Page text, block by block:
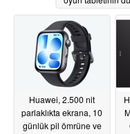
sürüleceğini
06/30/2026
Huawei, 2.500 nit
parlaklıkta ekrana, 10
günlük pil ömrüne ve